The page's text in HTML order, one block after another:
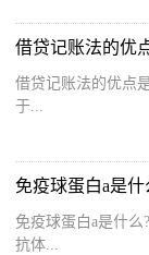
借贷记账法的优
借贷记账法的优点
于...
免疫球蛋白a是什
免疫球蛋白a是什
抗体...